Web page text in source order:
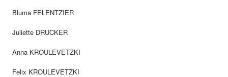
Bluma FELENTZIER
Juliette DRUCKER
Anna KROULEVETZKI
Felix KROULEVETZKI